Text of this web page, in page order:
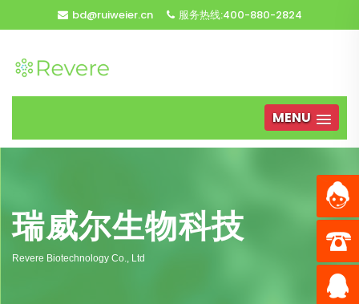
bd@ruiweier.cn 服务热线:400-880-2824
MENU
瑞威尔生物科技
Revere Biotechnology Co., Ltd